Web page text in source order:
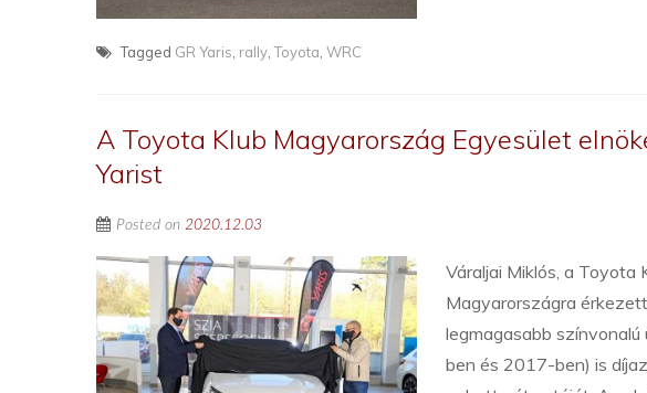
Tagged GR Yaris, rally,Toyota, WRC
A Toyota Klub Magyarország Egyesület
Yarist
Posted on 2020.12.03
Váraljai Miklós, a Toyota
Magyarországra
legmagasabb
ben és 2017-ben) is